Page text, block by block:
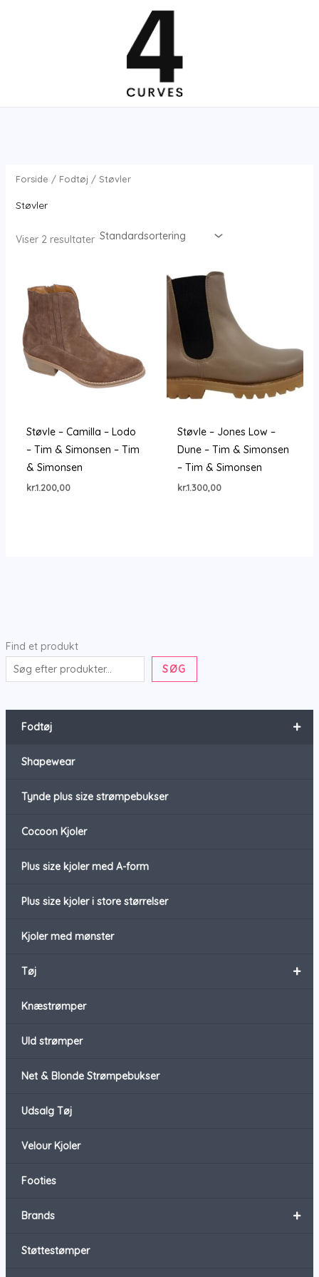
Find et produkt
SØG
+
Fodtøj
Shapewear
Tynde plus size strømpebukser
Cocoon Kjoler
Plus size kjoler med A-form
Plus size kjoler i store størrelser
Kjoler med mønster
+
Tøj
Knæstrømper
Uld strømper
Net & Blonde Strømpebukser
Udsalg Tøj
Velour Kjoler
Footies
+
Brands
Støttestømper
Forside / Fodtøj / Støvler
Støvler
Viser 2 resultater
Støvle – Camilla – Lodo
– Tim & Simonsen – Tim
& Simonsen
kr.1.200,00
Støvle – Jones Low –
Dune – Tim & Simonsen
– Tim & Simonsen
kr.1.300,00